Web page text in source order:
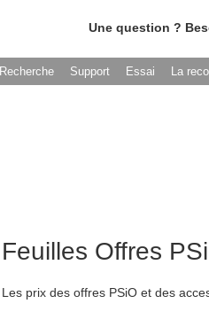
Une question ?
Recherche Support Essai La
Feuilles Offres
Les prix des offres PSiO et des